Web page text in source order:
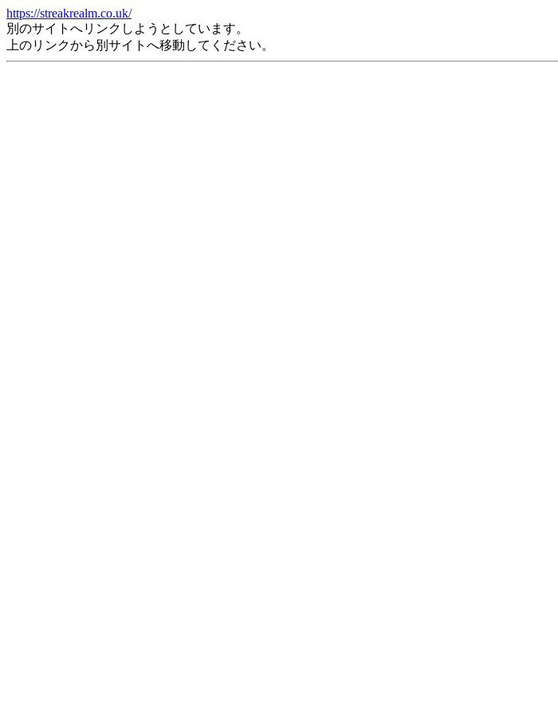
https://streakrealm.co.uk/
別のサイトへリンクしようとしています。
上のリンクから別サイトへ移動してください。